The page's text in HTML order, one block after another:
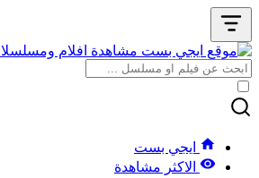
ايجي بست
الاكثر مشاهدة